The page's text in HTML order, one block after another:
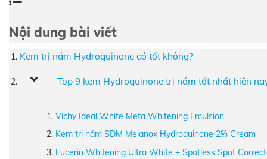
Nội dung bài viết
Kem trị nám Hydroquinone có tốt không?
Top 9 kem Hydroquinone trị nám tốt nhất hiện
Vichy Ideal White Meta Whitening Emulsion
Kem trị nám SDM Melanox Hydroquinone 2% Cream
Eucerin Whitening Ultra White + Spotless Spot